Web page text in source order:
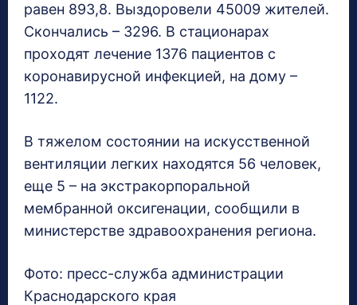
равен 893,8. Выздоровели 45009 жителей.
Скончались – 3296. В стационарах
проходят лечение 1376 пациентов с
коронавирусной инфекцией, на дому –
1122.
В тяжелом состоянии на искусственной
вентиляции легких находятся 56 человек,
еще 5 – на экстракорпоральной
мембранной оксигенации, сообщили в
министерстве здравоохранения региона.
Фото: пресс-служба администрации
Краснодарского края